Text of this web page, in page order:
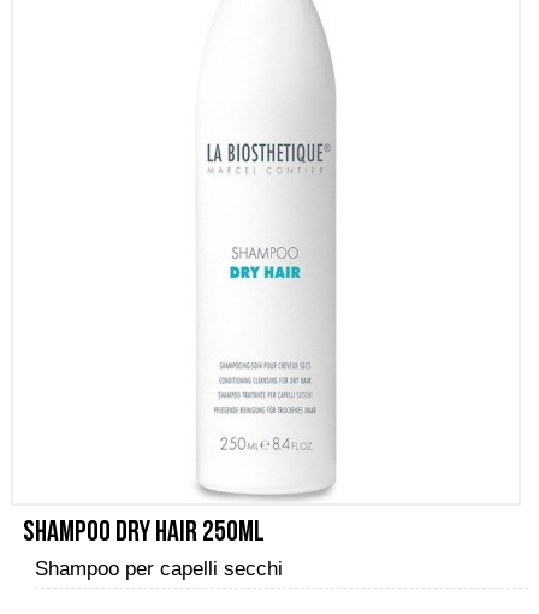
Shampoo Dry Hair 250ml
Shampoo per capelli secchi